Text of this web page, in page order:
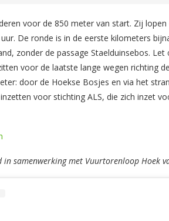
voor de 850 meter van start. Zij
De ronde is in de eerste kilometers
zonder de passage Staelduinsebos.
voor de laatste lange wegen richting
door de Hoekse Bosjes en via het
voor stichting ALS, die zich inzet
samenwerking met Vuurtorenloop Hoek